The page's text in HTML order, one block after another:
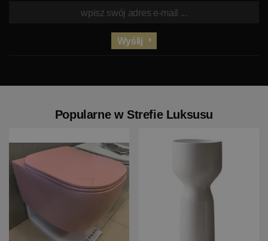
Wyślij
Popularne w Strefie Luksusu